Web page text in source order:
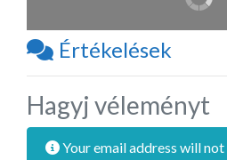
Értékelések
Hagyj véleményt
Your email address will not